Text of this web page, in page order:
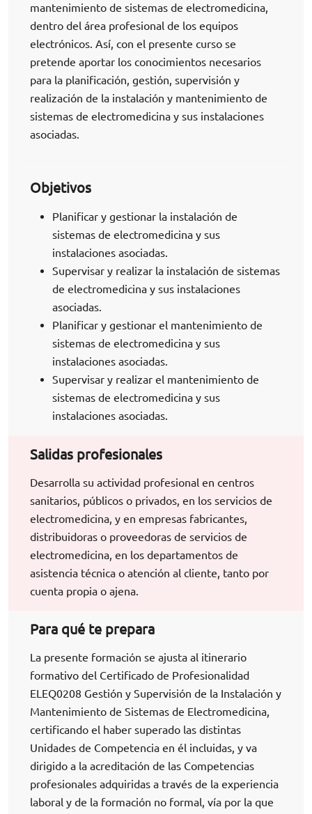
mantenimiento de sistemas de electromedicina,
dentro del área profesional de los equipos
electrónicos. Así, con el presente curso se
pretende aportar los conocimientos necesarios
para la planificación, gestión, supervisión y
realización de la instalación y mantenimiento de
sistemas de electromedicina y sus instalaciones
asociadas.
Objetivos
Planificar y gestionar la instalación de
sistemas de electromedicina y sus
instalaciones asociadas.
Supervisar y realizar la instalación de sistemas
de electromedicina y sus instalaciones
asociadas.
Planificar y gestionar el mantenimiento de
sistemas de electromedicina y sus
instalaciones asociadas.
Supervisar y realizar el mantenimiento de
sistemas de electromedicina y sus
instalaciones asociadas.
Salidas profesionales
Desarrolla su actividad profesional en centros
sanitarios, públicos o privados, en los servicios de
electromedicina, y en empresas fabricantes,
distribuidoras o proveedoras de servicios de
electromedicina, en los departamentos de
asistencia técnica o atención al cliente, tanto por
cuenta propia o ajena.
Para qué te prepara
La presente formación se ajusta al itinerario
formativo del Certificado de Profesionalidad
ELEQ0208 Gestión y Supervisión de la Instalación y
Mantenimiento de Sistemas de Electromedicina,
certificando el haber superado las distintas
Unidades de Competencia en él incluidas, y va
dirigido a la acreditación de las Competencias
profesionales adquiridas a través de la experiencia
laboral y de la formación no formal, vía por la que